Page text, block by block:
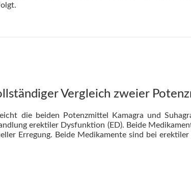
Vergleich zweier
die beiden Potenzmittel Kamagra und
erektiler Dysfunktion (ED). Beide
Erregung. Beide Medikamente sind bei